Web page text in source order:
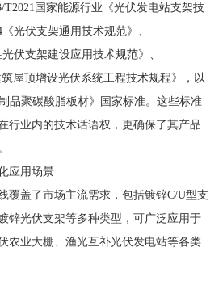
国家能源行业《光伏发电站支架技
光伏支架通用技术规范》、
伏支架建设应用技术规范》、
筑屋顶增设光伏系统工程技术规程》，以
品聚碳酸脂板材》国家标准。这些标准
行业内的技术话语权，更确保了其产品
应用场景
覆盖了市场主流需求，包括镀锌C/U型支
锌光伏支架等多种类型，可广泛应用于
农业大棚、渔光互补光伏发电站等各类